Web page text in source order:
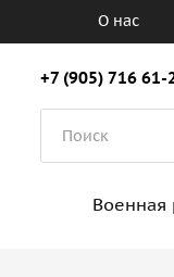
О нас
+7 (905) 716 61-
Военная